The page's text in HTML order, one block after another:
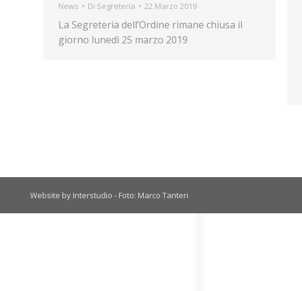
News Di Segreteria 22 Marzo 2019
La Segreteria dell’Ordine rimane chiusa il
giorno lunedì 25 marzo 2019
Website by Interstudio - Foto: Marco Tanteri